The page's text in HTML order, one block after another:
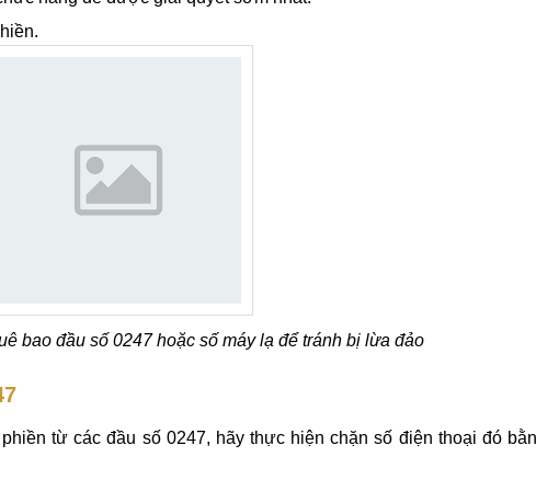
bao đầu số 0247 hoặc số máy lạ để tránh bị lừa đảo
từ các đầu số 0247, hãy thực hiện chặn số điện thoại đó